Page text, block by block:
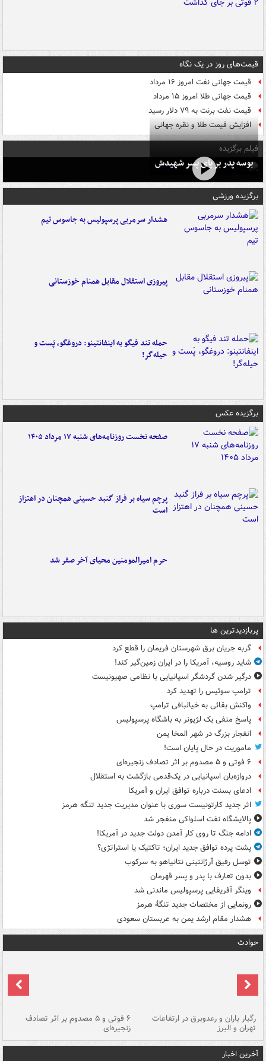
قیمت‌های روز در یک نگاه
قیمت جهانی نفت امروز ۱۶ مرداد
قیمت جهانی طلا امروز ۱۵ مرداد
قیمت نفت برنت به ۷۹ دلار رسید
افزایش قیمت طلا و نقره جهانی
فیلم برگزیده
بوسه‌ پدر بر پای پسر شهیدش
برگزیده ورزشی
هشدار سرمربی پرسپولیس به جاسوس تیم
پیروزی استقلال مقابل همنام خوزستانی
حمله تند فیگو به اینفانتینو: دروغگو، پَست‌ و
حیله‌گر!
برگزیده عکس
صفحه نخست روزنامه‌های شنبه ۱۷ مرداد ۱۴۰۵
پرچم سیاه بر فراز گنبد حسینی همچنان در اهتزاز
است
حرم امیرالمومنین محیای آخر صفر شد
پربازدیدترین ها
گربه جریان برق شهرستان فریمان را قطع کرد
شاید روسیه، آمریکا را در ایران زمین‌گیر کند!
درگیر شدن گردشگر اسپانیایی با نظامی صهیونیست
ترامپ سوئیس را تهدید کرد
واکنش بقائی به خیالبافی ترامپ
پاسخ منفی یک لژیونر به باشگاه پرسپولیس
انفجار بزرگ در شهر المخا یمن
ماموریت در حال پایان است!
۶ فوتی و ۵ مصدوم بر اثر تصادف زنجیره‌ای
دروازه‌بان اسپانیایی در یک‌قدمی بازگشت به استقلال
ادعای بسنت درباره توافق ایران و آمریکا
اثر جدید کارتونیست سوری با عنوان مدیریت جدید تنگه هرمز
پالایشگاه نفت اسلواکی منفجر شد
ادامه جنگ تا روی کار آمدن دولت جدید در آمریکا!
پشت پرده توافق جدید ایران؛ تاکتیک یا استراتژی؟
توسل رفیق آرژانتینی نتانیاهو به سرکوب
بدون تعارف با پدر و پسر قهرمان
وینگر آفریقایی پرسپولیس ماندنی شد
رونمایی از مختصات جدید تنگۀ هرمز
هشدار مقام ارشد یمن به عربستان سعودی
حوادث
رگبار باران و رعدوبرق در ارتفاعات
تهران و البرز
۶ فوتی و ۵ مصدوم بر اثر تصادف
زنجیره‌ای
آخرین اخبار